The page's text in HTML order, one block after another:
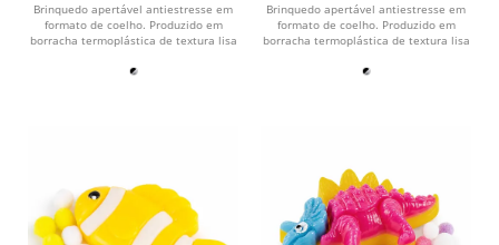
Brinquedo apertável antiestresse em
formato de coelho. Produzido em
borracha termoplástica de textura lisa
Brinquedo apertável antiestresse em
formato de coelho. Produzido em
borracha termoplástica de textura lisa